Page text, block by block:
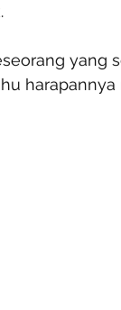
yang
harapannya